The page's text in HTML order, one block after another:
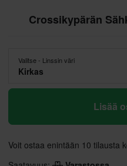
Crossikypärän
Valitse - Linssin väri
Kirkas
Lisää
Voit ostaa enintään 10 tilausta